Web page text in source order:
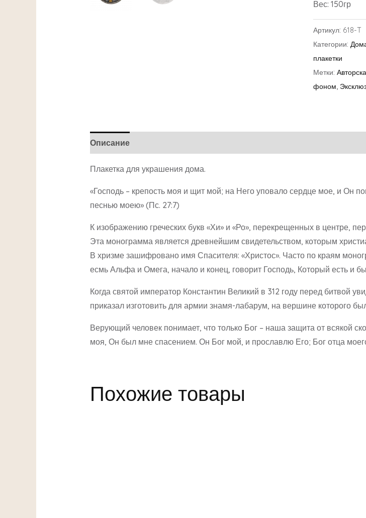
Вес: 150гр
Артикул: 618-T
Категории:
плакетки
Метки:
фоном,
Описание
Плакетка для украшения дома.
«Господь – крепость моя и щит мой; на Него уповало сердце мое, и Он
песнью моею» (Пс. 27:7)
К изображению греческих букв «Хи» и «Ро», перекрещенных в центре,
Эта монограмма является древнейшим свидетельством, которым
В хризме зашифровано имя Спасителя: «Христос». Часто по краям
есмь Альфа и Омега, начало и конец, говорит Господь, Который есть и
Когда святой император Константин Великий в 312 году перед битвой
приказал изготовить для армии знамя-лабарум, на вершине которого
Верующий человек понимает, что только Бог – наша защита от всякой
моя, Он был мне спасением. Он Бог мой, и прославлю Его; Бог отца
Похожие товары